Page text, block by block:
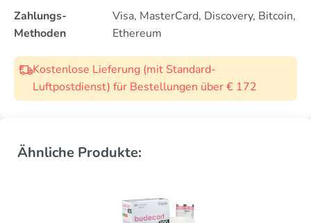
Zahlungs-
Methoden
Visa, MasterCard, Discovery, Bitcoin,
Ethereum
Kostenlose Lieferung (mit Standard-
Luftpostdienst) für Bestellungen über € 172
Ähnliche Produkte: